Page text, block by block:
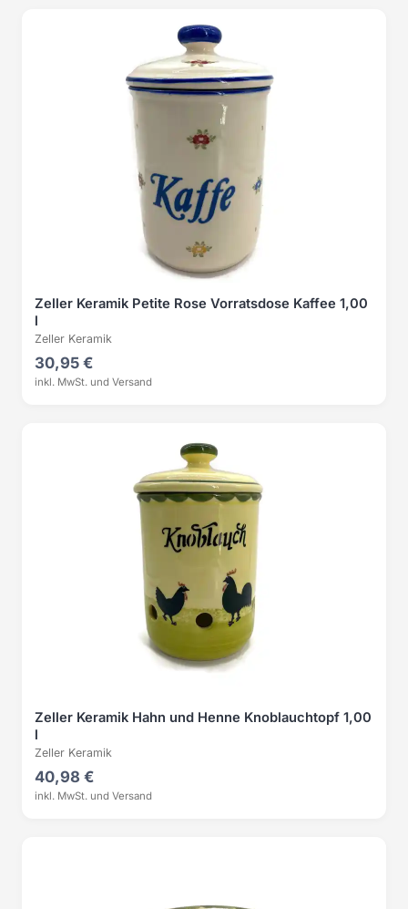
Zeller Keramik Petite Rose Vorratsdose Kaffee 1,00
l
Zeller Keramik
30,95 €
inkl. MwSt. und Versand
Zeller Keramik Hahn und Henne Knoblauchtopf 1,00
l
Zeller Keramik
40,98 €
inkl. MwSt. und Versand